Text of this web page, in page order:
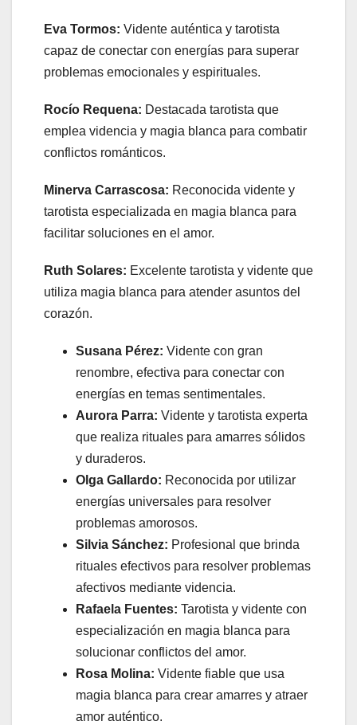
Eva Tormos: Vidente auténtica y tarotista
capaz de conectar con energías para superar
problemas emocionales y espirituales.
Rocío Requena: Destacada tarotista que
emplea videncia y magia blanca para combatir
conflictos románticos.
Minerva Carrascosa: Reconocida vidente y
tarotista especializada en magia blanca para
facilitar soluciones en el amor.
Ruth Solares: Excelente tarotista y vidente que
utiliza magia blanca para atender asuntos del
corazón.
Susana Pérez: Vidente con gran
renombre, efectiva para conectar con
energías en temas sentimentales.
Aurora Parra: Vidente y tarotista experta
que realiza rituales para amarres sólidos
y duraderos.
Olga Gallardo: Reconocida por utilizar
energías universales para resolver
problemas amorosos.
Silvia Sánchez: Profesional que brinda
rituales efectivos para resolver problemas
afectivos mediante videncia.
Rafaela Fuentes: Tarotista y vidente con
especialización en magia blanca para
solucionar conflictos del amor.
Rosa Molina: Vidente fiable que usa
magia blanca para crear amarres y atraer
amor auténtico.